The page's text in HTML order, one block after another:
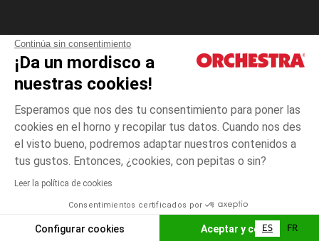
Continúa sin consentimiento
¡Da un mordisco a
nuestras cookies!
Esperamos que nos des tu consentimiento para poner las
cookies en el horno y recopilar tus datos. Cuando nos des
el visto bueno, podremos adaptar nuestros contenidos a
tus gustos. Entonces, ¿cookies, con pepitas o sin?
Leer la política de cookies
Consentimientos certificados por
Configurar cookies Aceptar y cerrar
Blanco
talla
unica
El pago medidante
AÑADIR A LA CESTA
Condiciones generales de venta
Aviso Legal
*Condiciones de las ofertas actuales
Gestión de las cookies
Accesibilidad: no conforme
Orchestra adhiere al código de ética de la Federación Francesa de comercio
electrónico y venta a distancia (FEVAD) y al sistema de mediación de
ES FR